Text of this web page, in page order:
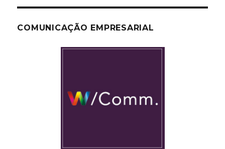
COMUNICAÇÃO EMPRESARIAL